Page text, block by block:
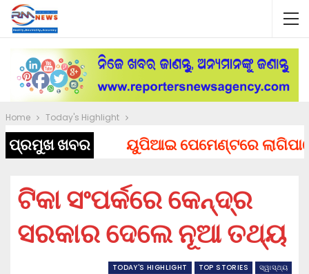
Home Today's Highlight
ପ୍ରମୁଖ ଖବର ୟୁପିଆଇ ପେମେଣ୍ଟରେ ଲାଗିପାରେ
ଟିକା ସଂପର୍କରେ କେନ୍ଦ୍ର
ସରକାର ଦେଲେ ନୂଆ ତଥ୍ୟ
TODAY'S HIGHLIGHT TOP STORIES ସ୍ୱାସ୍ଥ୍ୟ